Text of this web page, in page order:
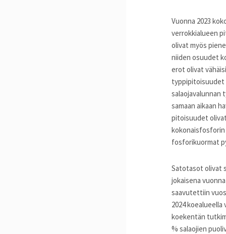
Vuonna 2023
verrokkialueen
olivat myös
niiden osuudet
erot olivat
typpipitoisuudet
salaojavalunnan
samaan aikaan
pitoisuudet
kokonaisfosforin
fosforikuormat
Satotasot olivat
jokaisena
saavutettiin
2024
koekentän
% salaojien